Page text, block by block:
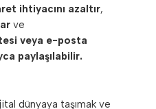
ihtiyacını azaltır,
ve
veya e-posta
paylaşılabilir.
dünyaya taşımak ve